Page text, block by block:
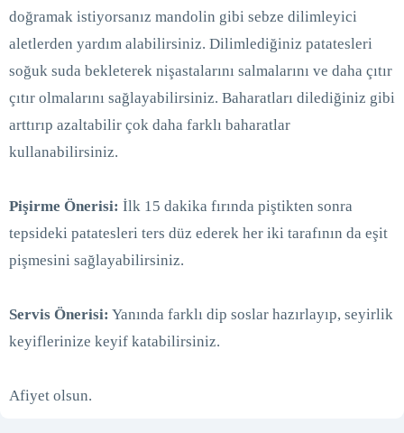
doğramak istiyorsanız mandolin gibi sebze dilimleyici
aletlerden yardım alabilirsiniz. Dilimlediğiniz patatesleri
soğuk suda bekleterek nişastalarını salmalarını ve daha çıtır
çıtır olmalarını sağlayabilirsiniz. Baharatları dilediğiniz gibi
arttırıp azaltabilir çok daha farklı baharatlar
kullanabilirsiniz.
Pişirme Önerisi: İlk 15 dakika fırında piştikten sonra
tepsideki patatesleri ters düz ederek her iki tarafının da eşit
pişmesini sağlayabilirsiniz.
Servis Önerisi: Yanında farklı dip soslar hazırlayıp, seyirlik
keyiflerinize keyif katabilirsiniz.
Afiyet olsun.